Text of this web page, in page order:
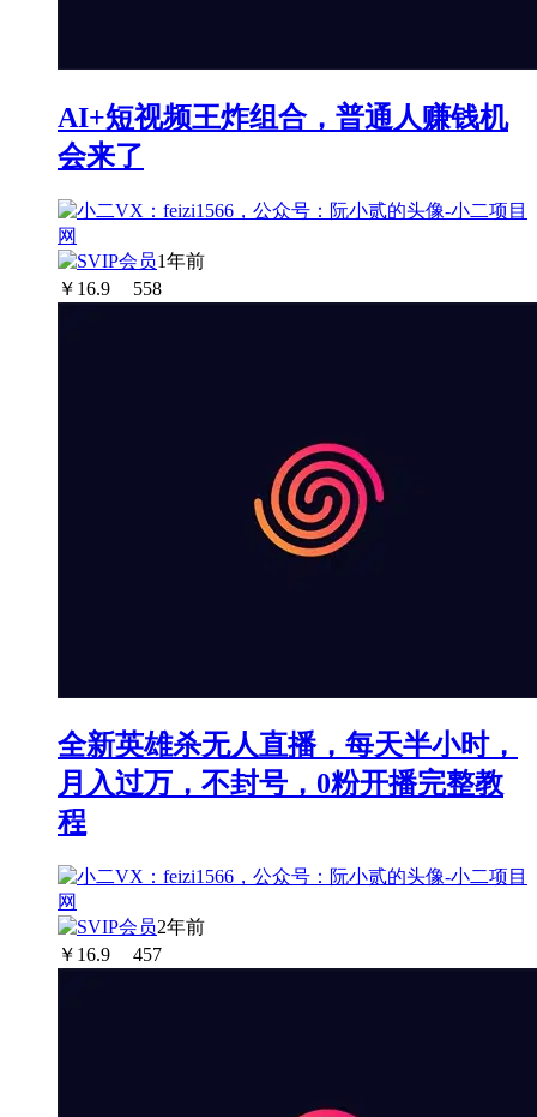
AI+短视频王炸组合，普通人赚钱机
会来了
1年前
￥ 16.9 558
全新英雄杀无人直播，每天半小时，
月入过万，不封号，0粉开播完整教
程
2年前
￥ 16.9 457